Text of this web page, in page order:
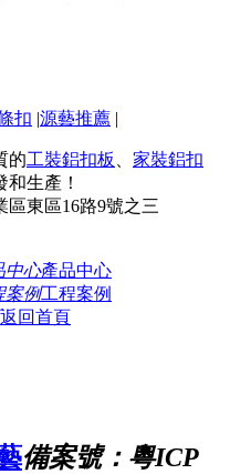
扣 |源藝推薦 |
的工裝鋁扣板
家裝鋁扣
和生產！
東區16路9號之三
產品中心
工程案例
返回首頁
備案號：粵ICP